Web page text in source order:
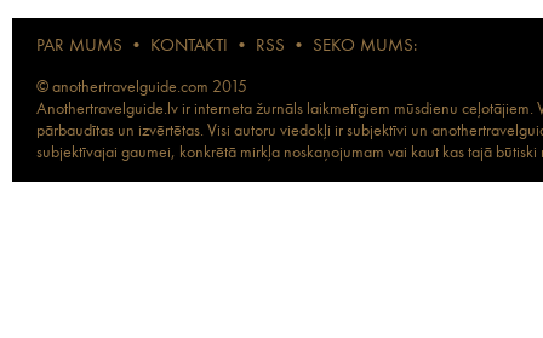
PAR MUMS • KONTAKTI • RSS • SEKO MUMS:
© anothertravelguide.com 2015
Anothertravelguide.lv ir interneta žurnāls laikmetīgiem mūsdienu
pārbaudītas un izvērtētas. Visi autoru viedokļi ir subjektīvi un
subjektīvajai gaumei, konkrētā mirkļa noskaņojumam vai kaut kas tajā